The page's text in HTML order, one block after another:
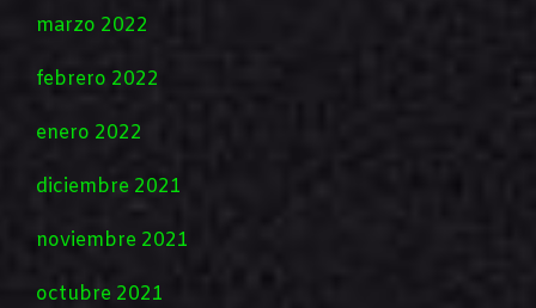
marzo 2022
febrero 2022
enero 2022
diciembre 2021
noviembre 2021
octubre 2021